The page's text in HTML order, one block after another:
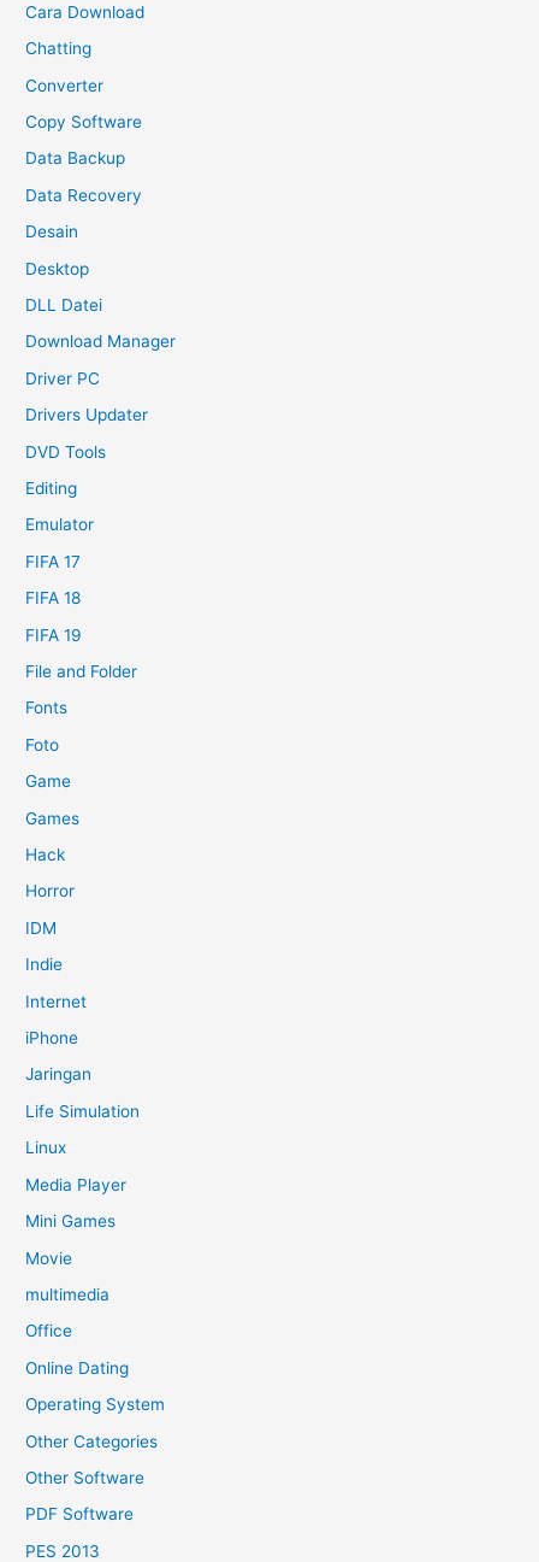
Cara Download
Chatting
Converter
Copy Software
Data Backup
Data Recovery
Desain
Desktop
DLL Datei
Download Manager
Driver PC
Drivers Updater
DVD Tools
Editing
Emulator
FIFA 17
FIFA 18
FIFA 19
File and Folder
Fonts
Foto
Game
Games
Hack
Horror
IDM
Indie
Internet
iPhone
Jaringan
Life Simulation
Linux
Media Player
Mini Games
Movie
multimedia
Office
Online Dating
Operating System
Other Categories
Other Software
PDF Software
PES 2013